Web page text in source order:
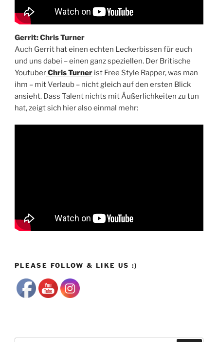
Gerrit: Chris Turner
Auch Gerrit hat einen echten Leckerbissen für euch
und uns dabei – einen ganz speziellen. Der Britische
YoutuberChris Turner ist Free Style Rapper, was man
ihm – mit Verlaub – nicht gleich auf den ersten Blick
ansieht. Dass Talent nichts mit Äußerlichkeiten zu tun
hat, zeigt sich hier also einmal mehr:
PLEASE FOLLOW & LIKE US :)